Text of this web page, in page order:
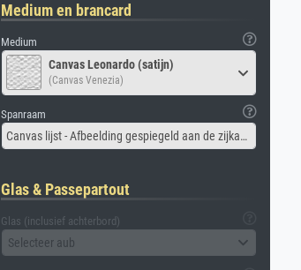
Medium en brancard
Medium
Canvas Leonardo (satijn)
(Canvas Venezia)
Spanraam
Canvas lijst - Afbeelding gespiegeld aan de zijkant
Glas & Passepartout
Glas (inclusief achterbord)
Selecteer aub